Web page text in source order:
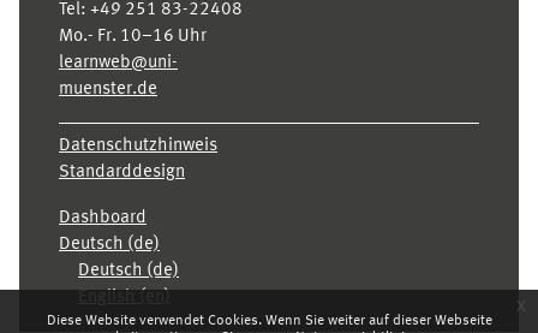
Diese Website verwendet Cookies. Wenn Sie weiter auf dieser Webseite
x
Tel: +49 251 83-22408
Mo.- Fr. 10–16 Uhr
learnweb@uni-
muenster.de
Datenschutzhinweis
Standarddesign
Dashboard
Deutsch ‎(de)‎
Deutsch ‎(de)‎